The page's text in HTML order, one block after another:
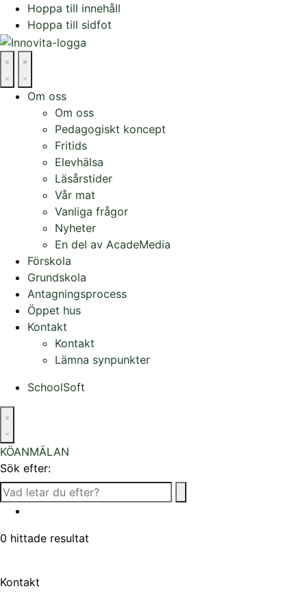
Hoppa till innehåll
Hoppa till sidfot
Om oss
Om oss
Pedagogiskt koncept
Fritids
Elevhälsa
Läsårstider
Vår mat
Vanliga frågor
Nyheter
En del av AcadeMedia
Förskola
Grundskola
Antagningsprocess
Öppet hus
Kontakt
Kontakt
Lämna synpunkter
SchoolSoft
KÖANMÄLAN
Sök efter:
0 hittade resultat
Kontakt